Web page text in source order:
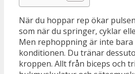
När du hoppar rep ökar
som när du springer, cyklar
Men rephoppning är inte
konditionen. Du tränar
kroppen. Allt från biceps och